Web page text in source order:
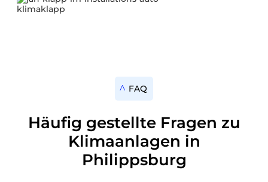
FAQ
Häufig gestellte Fragen zu
Klimaanlagen in
Philippsburg